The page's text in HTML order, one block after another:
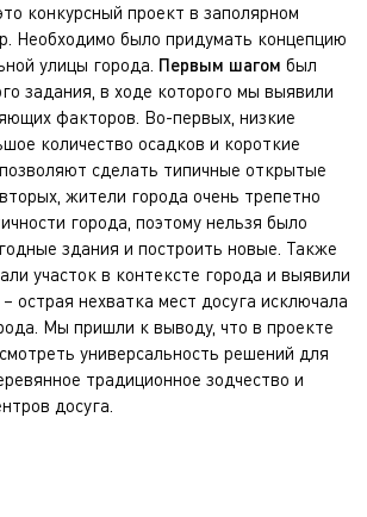
конкурсный проект в заполярном
Необходимо было придумать концепцию
улицы города. Первым шагом был
задания, в ходе которого мы выявили
факторов. Во-первых, низкие
количество осадков и короткие
сделать типичные открытые
жители города очень трепетно
города, поэтому нельзя было
здания и построить новые. Также
участок в контексте города и выявили
острая нехватка мест досуга исключала
Мы пришли к выводу, что в проекте
универсальность решений для
традиционное зодчество и
досуга.